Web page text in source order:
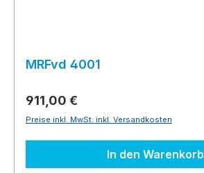
MRFvd 4001
911,00 €
Preise inkl. MwSt. inkl. Versandkosten
In den Warenkorb